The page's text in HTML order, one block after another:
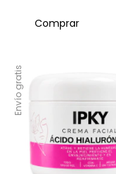
Envío gratis